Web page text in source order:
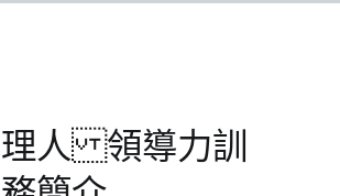
人 領導力訓